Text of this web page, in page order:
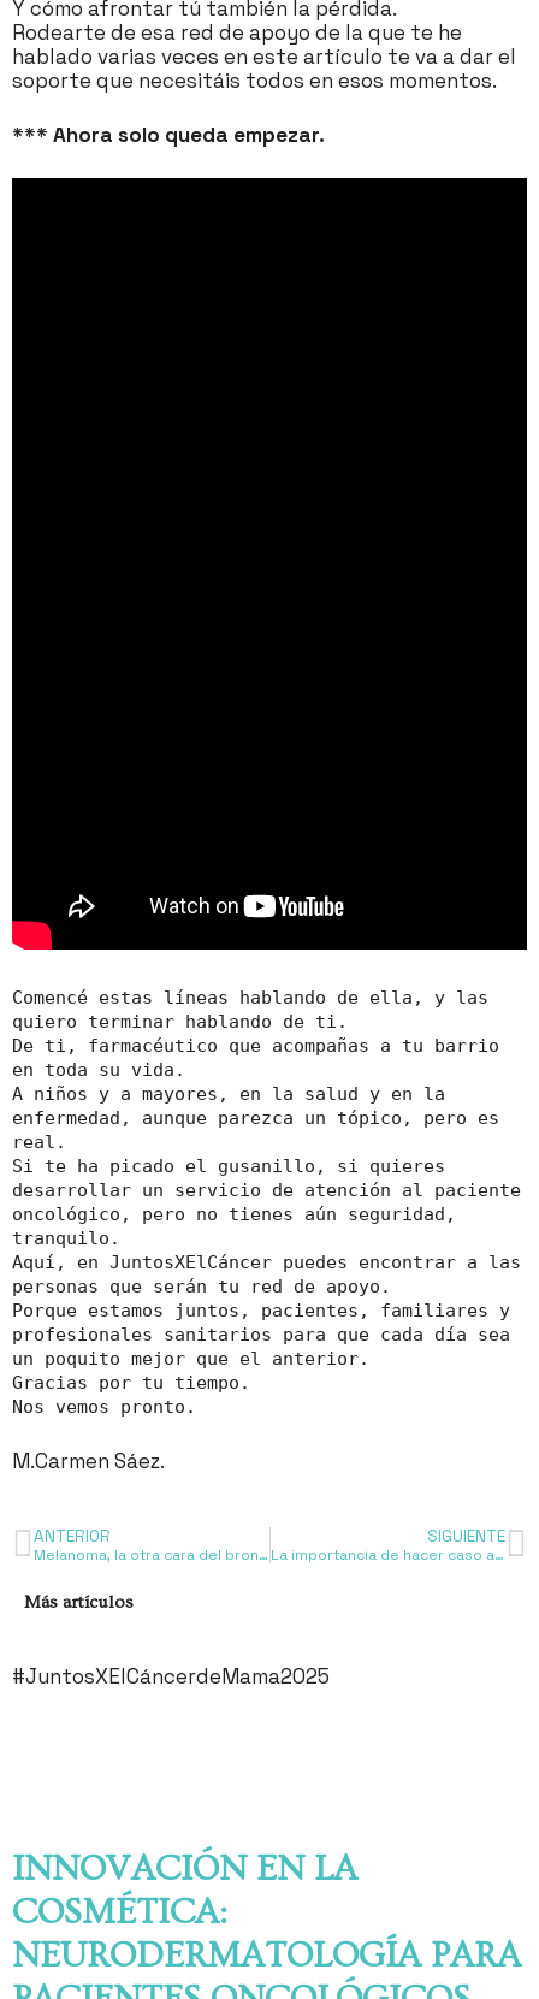
Y cómo afrontar tú también la pérdida.
Rodearte de esa red de apoyo de la que te he
hablado varias veces en este artículo te va a dar el
soporte que necesitáis todos en esos momentos.
*** Ahora solo queda empezar.
Comencé estas líneas hablando de ella, y las
quiero terminar hablando de ti.
De ti, farmacéutico que acompañas a tu barrio
en toda su vida.
A niños y a mayores, en la salud y en la
enfermedad, aunque parezca un tópico, pero es
real.
Si te ha picado el gusanillo, si quieres
desarrollar un servicio de atención al paciente
oncológico, pero no tienes aún seguridad,
tranquilo.
Aquí, en JuntosXElCáncer puedes encontrar a las
personas que serán tu red de apoyo.
Porque estamos juntos, pacientes, familiares y
profesionales sanitarios para que cada día sea
un poquito mejor que el anterior.
Gracias por tu tiempo.
Nos vemos pronto.
M.Carmen Sáez.
ANTERIOR
Melanoma, la otra cara del bronceado
SIGUIENTE
La importancia de hacer caso a los síntomas: síndrome paraneoplásico
Más artículos
#JuntosXElCáncerdeMama2025
INNOVACIÓN EN LA
COSMÉTICA:
NEURODERMATOLOGÍA PARA